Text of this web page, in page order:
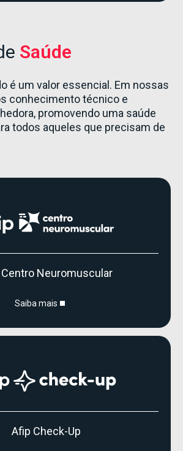
Saúde
é um valor essencial. Em nossas
conhecimento técnico e
promovendo uma saúde
todos aqueles que precisam de
Neuromuscular
Saiba mais
Afip Check-Up